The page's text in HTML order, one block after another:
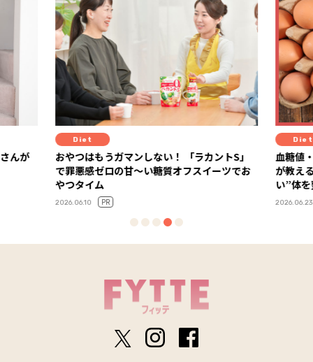
カントS」
Diet
血糖値・栄養・満足度がカギ！ 糖尿病専門医
が教える、“血糖値安定×健康コスパが高
い”体を整える食材の選び方
2026.06.23
背
ィ